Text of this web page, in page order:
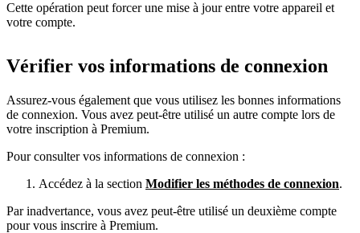
Cette opération peut forcer une mise à jour entre votre appareil et
votre compte.
Vérifier vos informations de connexion
Assurez-vous également que vous utilisez les bonnes informations
de connexion. Vous avez peut-être utilisé un autre compte lors de
votre inscription à Premium.
Pour consulter vos informations de connexion :
Accédez à la section Modifier les méthodes de connexion.
Par inadvertance, vous avez peut-être utilisé un deuxième compte
pour vous inscrire à Premium.